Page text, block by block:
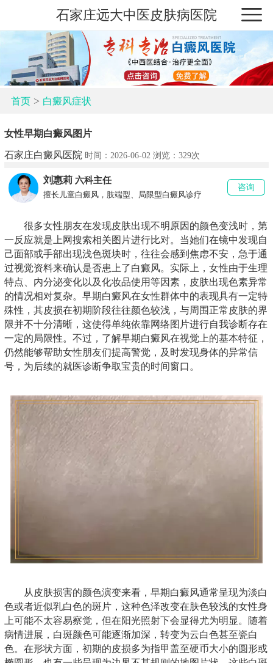
石家庄远大中医皮肤病医院
首页> 白癜风症状
女性早期白癜风图片
石家庄白癜风医院 时间：2026-06-02 浏览： 329次
刘惠莉 六科主任
擅长儿童白癜风，肢端型、局限型白癜风诊疗
咨询
很多女性朋友在发现皮肤出现不明原因的颜色变浅时，第
一反应就是上网搜索相关图片进行比对。当她们在镜中发现自
己面部或手部出现浅色斑块时，往往会感到焦虑不安，急于通
过视觉资料来确认是否患上了白癜风。实际上，女性由于生理
特点、内分泌变化以及化妆品使用等因素，皮肤出现色素异常
的情况相对复杂。早期白癜风在女性群体中的表现具有一定特
殊性，其皮损在初期阶段往往颜色较浅，与周围正常皮肤的界
限并不十分清晰，这使得单纯依靠网络图片进行自我诊断存在
一定的局限性。不过，了解早期白癜风在视觉上的基本特征，
仍然能够帮助女性朋友们提高警觉，及时发现身体的异常信
号，为后续的就医诊断争取宝贵的时间窗口。
从皮肤损害的颜色演变来看，早期白癜风通常呈现为淡白
色或者近似乳白色的斑片，这种色泽改变在肤色较浅的女性身
上可能不太容易察觉，但在阳光照射下会显得尤为明显。随着
病情进展，白斑颜色可能逐渐加深，转变为云白色甚至瓷白
色。在形状方面，初期的皮损多为指甲盖至硬币大小的圆形或